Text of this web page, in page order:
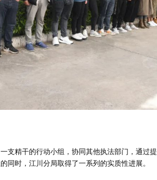
支精干的行动小组，协同其他执法部门，通过
同时，江川分局取得了一系列的实质性进展。